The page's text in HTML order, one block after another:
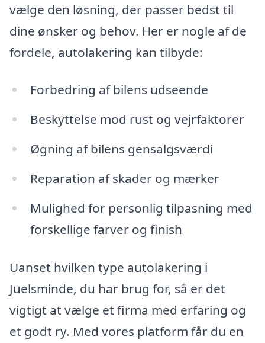
vælge den løsning, der passer bedst til
dine ønsker og behov. Her er nogle af de
fordele, autolakering kan tilbyde:
Forbedring af bilens udseende
Beskyttelse mod rust og vejrfaktorer
Øgning af bilens gensalgsværdi
Reparation af skader og mærker
Mulighed for personlig tilpasning med
forskellige farver og finish
Uanset hvilken type autolakering i
Juelsminde, du har brug for, så er det
vigtigt at vælge et firma med erfaring og
et godt ry. Med vores platform får du en